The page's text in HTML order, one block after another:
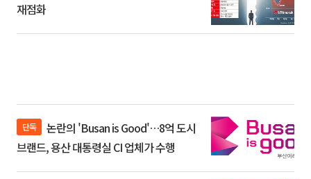
재점화
단독
브랜드, 용산 대통령실 CI 업체가 수행